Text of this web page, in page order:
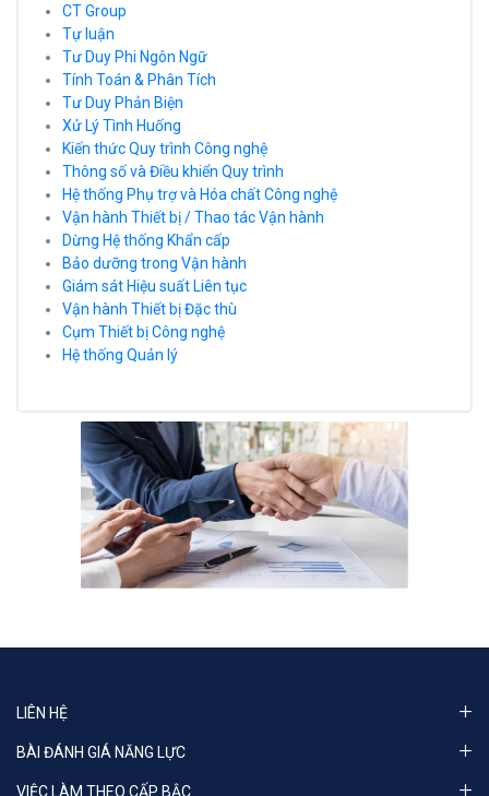
CT Group
Tự luận
Tư Duy Phi Ngôn Ngữ
Tính Toán & Phân Tích
Tư Duy Phản Biện
Xử Lý Tình Huống
Kiến thức Quy trình Công nghệ
Thông số và Điều khiển Quy trình
Hệ thống Phụ trợ và Hóa chất Công nghệ
Vận hành Thiết bị / Thao tác Vận hành
Dừng Hệ thống Khẩn cấp
Bảo dưỡng trong Vận hành
Giám sát Hiệu suất Liên tục
Vận hành Thiết bị Đặc thù
Cụm Thiết bị Công nghệ
Hệ thống Quản lý
LIÊN HỆ
BÀI ĐÁNH GIÁ NĂNG LỰC
VIỆC LÀM THEO CẤP BẬC